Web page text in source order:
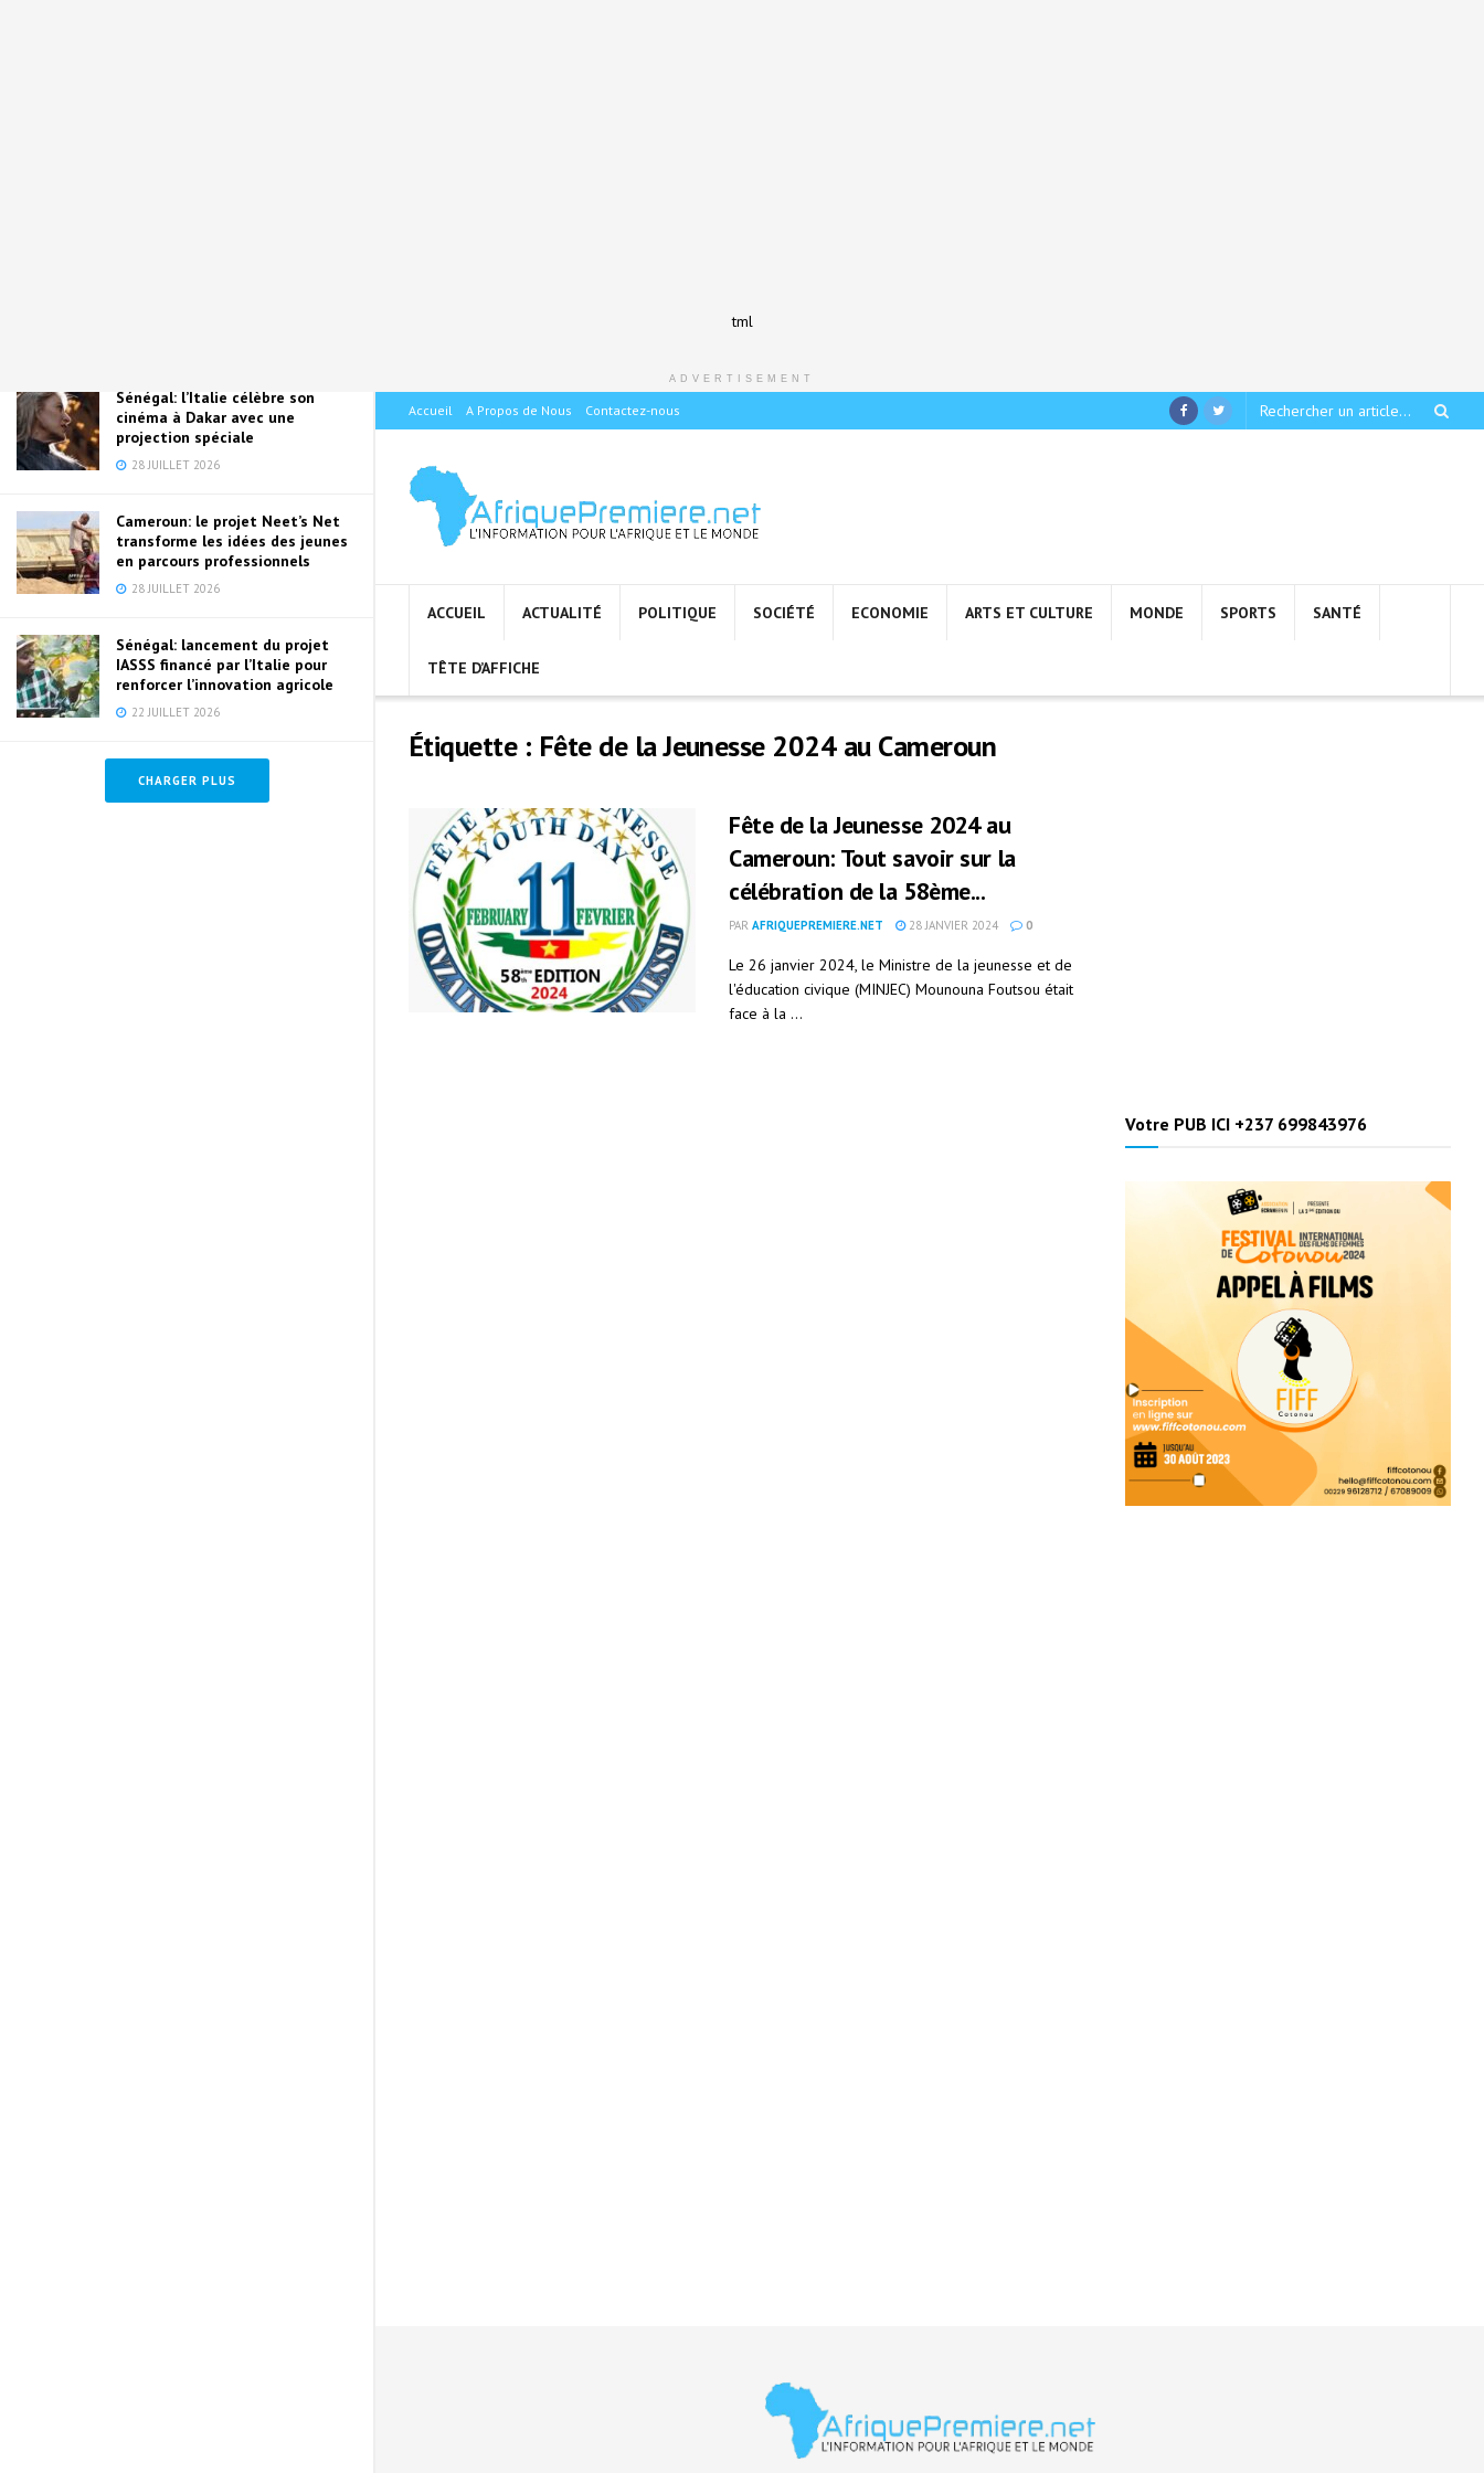
Sénégal: l’Italie célèbre son
cinéma à Dakar avec une
projection spéciale
28 JUILLET 2026
Cameroun: le projet Neet’s Net
transforme les idées des jeunes
en parcours professionnels
28 JUILLET 2026
Sénégal: lancement du projet
IASSS financé par l’Italie pour
renforcer l’innovation agricole
22 JUILLET 2026
CHARGER PLUS
tml
ADVERTISEMENT
Accueil A Propos de Nous Contactez-nous
ACCUEIL ACTUALITÉ POLITIQUE SOCIÉTÉ ECONOMIE ARTS ET CULTURE MONDE SPORTS SANTÉ
TÊTE D’AFFICHE
Étiquette : Fête de la Jeunesse 2024 au Cameroun
Fête de la Jeunesse 2024 au
Cameroun: Tout savoir sur la
célébration de la 58ème...
PAR AFRIQUEPREMIERE.NET 28 JANVIER 2024 0
Le 26 janvier 2024, le Ministre de la jeunesse et de
l'éducation civique (MINJEC) Mounouna Foutsou était
face à la ...
Votre PUB ICI +237 699843976